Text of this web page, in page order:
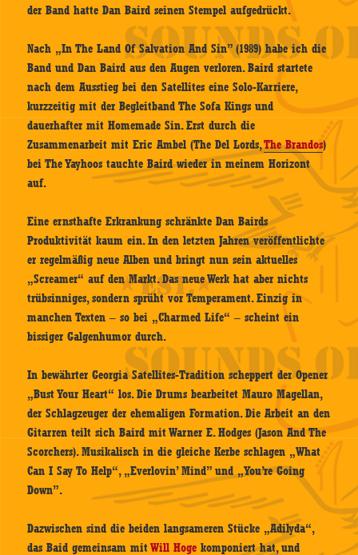
der Band hatte Dan Baird seinen Stempel aufgedrückt.
Nach „In The Land Of Salvation And Sin” (1989) habe ich die
Band und Dan Baird aus den Augen verloren. Baird startete
nach dem Ausstieg bei den Satellites eine Solo-Karriere,
kurzzeitig mit der Begleitband The Sofa Kings und
dauerhafter mit Homemade Sin. Erst durch die
Zusammenarbeit mit Eric Ambel (The Del Lords,The Brandos)
bei The Yayhoos tauchte Baird wieder in meinem Horizont
auf.
Eine ernsthafte Erkrankung schränkte Dan Bairds
Produktivität kaum ein. In den letzten Jahren veröffentlichte
er regelmäßig neue Alben und bringt nun sein aktuelles
„Screamer“ auf den Markt. Das neue Werk hat aber nichts
trübsinniges, sondern sprüht vor Temperament. Einzig in
manchen Texten – so bei „Charmed Life“ – scheint ein
bissiger Galgenhumor durch.
In bewährter Georgia Satellites-Tradition scheppert der Opener
„Bust Your Heart“ los. Die Drums bearbeitet Mauro Magellan,
der Schlagzeuger der ehemaligen Formation. Die Arbeit an den
Gitarren teilt sich Baird mit Warner E. Hodges (Jason And The
Scorchers). Musikalisch in die gleiche Kerbe schlagen „What
Can I Say To Help“, „Everlovin’ Mind” und „You’re Going
Down”.
Dazwischen sind die beiden langsameren Stücke „Adilyda“,
das Baid gemeinsam mitWill Hoge komponiert hat, und